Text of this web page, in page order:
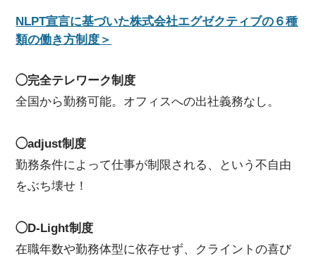
NLPT宣言に基づいた株式会社エグゼクティブの６種
類の働き方制度＞
◯完全テレワーク制度
全国から勤務可能。オフィスへの出社義務なし。
◯adjust制度
勤務条件によって仕事が制限される、という不自由
をぶち壊せ！
◯D-Light制度
在職年数や勤務体型に依存せず、クライントの喜び